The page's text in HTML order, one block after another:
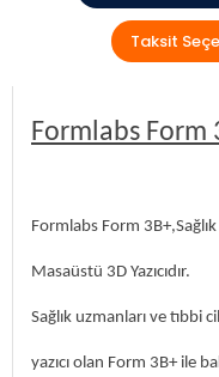
Taksit
Formlabs Form
Formlabs Form
Masaüstü 3D Yazıcıdır.
Sağlık uzmanları ve tıbbi
yazıcı olan Form 3B+ ile